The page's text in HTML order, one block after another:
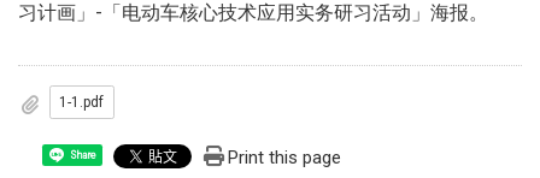
习计画」-「电动车核心技术应用实务研习活动」海报。
1-1.pdf
Share Print this page